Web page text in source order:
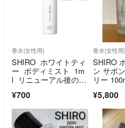
香水(女性用)
SHIRO ホワイトティ
ー ボディミスト 1m
l リニューアル後の香
¥700
香水(女性用)
SHIRO
ン サボ
リー
¥5,800